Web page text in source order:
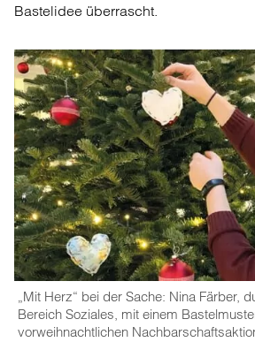
Bastelidee überrascht.
„Mit Herz“ bei der Sache: Nina Färber,
Bereich Soziales, mit einem
vorweihnachtlichen